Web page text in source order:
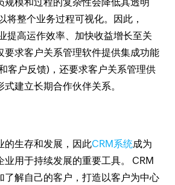
将整个业务过程可视化。因此，
提高运作效率、加快收益增长至关
要求客户关系管理软件提供集成功能
客户反馈)，还要求客户关系管理供
建立长期合作伙伴关系。
的生存和发展，因此CRM系统成为
业用于持续发展的重要工具。 CRM
了解自己的客户，打造以客户为中心